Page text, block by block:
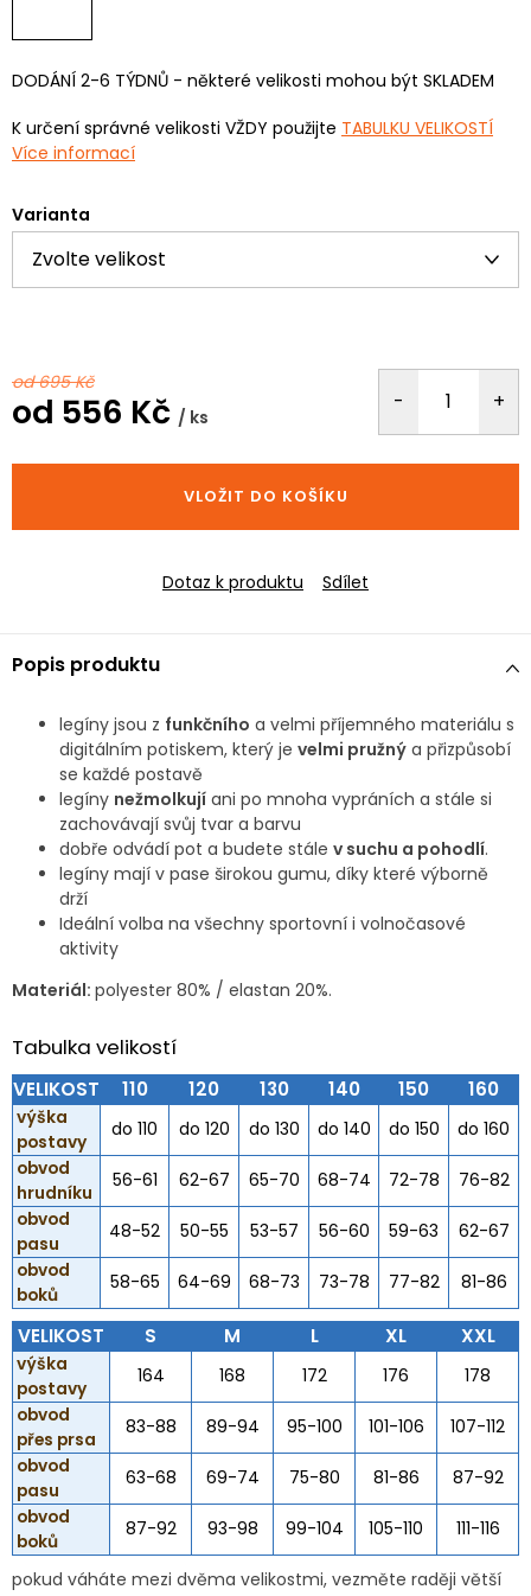
DODÁNÍ 2-6 TÝDNŮ - některé velikosti mohou být SKLADEM
K určení správné velikosti VŽDY použijte TABULKU VELIKOSTÍ
Více informací
Varianta
od 695 Kč
od 556 Kč / ks
cena:
VLOŽIT DO KOŠÍKU
Dotaz k produktu Sdílet
Popis produktu
legíny jsou z funkčního a velmi příjemného materiálu s
digitálním potiskem, který je velmi pružný a přizpůsobí
se každé postavě
legíny nežmolkují ani po mnoha vypráních a stále si
zachovávají svůj tvar a barvu
dobře odvádí pot a budete stále v suchu a pohodlí.
legíny mají v pase širokou gumu, díky které výborně
drží
Ideální volba na všechny sportovní i volnočasové
aktivity
Materiál: polyester 80% / elastan 20%.
Tabulka velikostí
VELIKOST 110 120 130 140 150 160
výška
postavy
do 110 do 120 do 130 do 140 do 150
do 160
obvod
hrudníku
56-61 62-67 65-70 68-74 72-78
76-82
obvod
pasu
48-52 50-55 53-57 56-60 59-63
62-67
obvod
boků
58-65 64-69 68-73 73-78 77-82 81-86
VELIKOST S M L XL XXL
výška
postavy
164 168 172 176
178
obvod
přes prsa
83-88 89-94 95-100 101-106
107-112
obvod
pasu
63-68 69-74 75-80 81-86
87-92
obvod
boků
87-92 93-98 99-104 105-110 111-116
pokud váháte mezi dvěma velikostmi, vezměte raději větší